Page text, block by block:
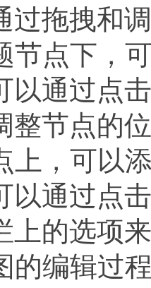
过拖拽和
节点下，
以通过点
整节点的
上，可以
以通过点
上的选项
的编辑过